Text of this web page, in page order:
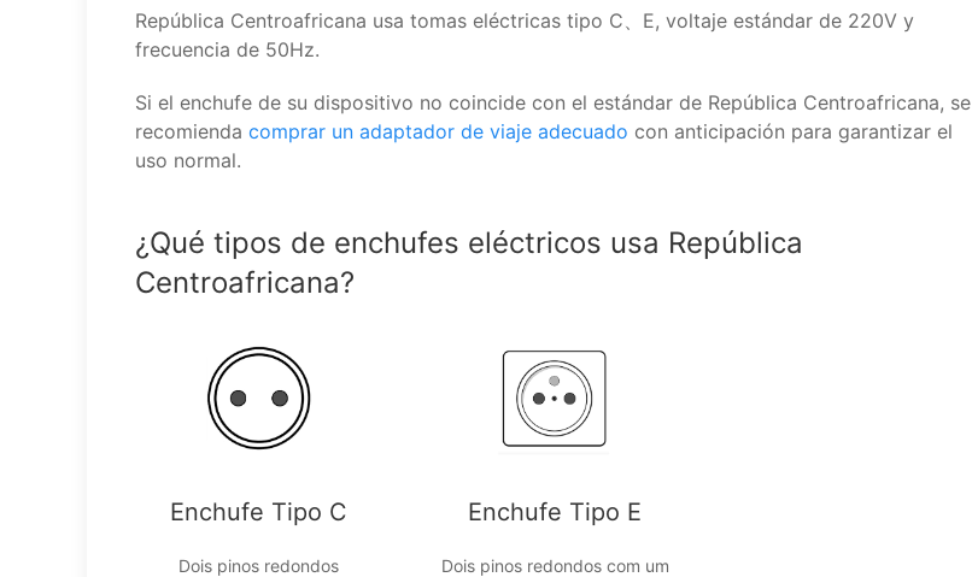
República Centroafricana usa tomas eléctricas tipo C、E, voltaje estándar de 220V y
frecuencia de 50Hz.
Si el enchufe de su dispositivo no coincide con el estándar de República Centroafricana, se
recomienda comprar un adaptador de viaje adecuado con anticipación para garantizar el
uso normal.
¿Qué tipos de enchufes eléctricos usa República
Centroafricana?
Enchufe Tipo C
Dois pinos redondos
Enchufe Tipo E
Dois pinos redondos com um